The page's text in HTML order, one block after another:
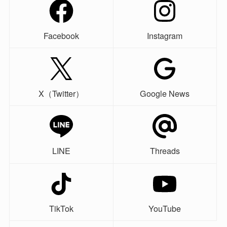
Facebook Instagram
X（Twitter） Google News
LINE Threads
TikTok YouTube